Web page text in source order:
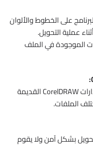
على الخطوط والألوان
عملية التحويل.
الموجودة في الملف
يدعم البرنامج جميع إصدارات CorelDRAW القديمة
الملفات.
بشكل آمن ولا يقوم